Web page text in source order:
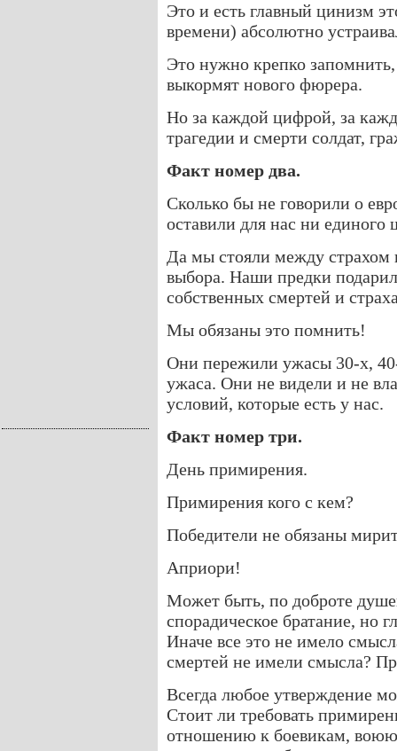
Это и есть главный цинизм
времени) абсолютно
Это нужно крепко
выкормят нового фюрера.
Но за каждой цифрой, за
трагедии и смерти солдат,
Факт номер два.
Сколько бы не говорили о
оставили для нас ни
Да мы стояли между
выбора. Наши предки
собственных смертей и
Мы обязаны это помнить!
Они пережили ужасы 30-х,
ужаса. Они не видели и не
условий, которые есть у нас.
Факт номер три.
День примирения.
Примирения кого с кем?
Победители не обязаны
Априори!
Может быть, по доброте
спорадическое братание, но
Иначе все это не имело
смертей не имели смысла?
Всегда любое утверждение
Стоит ли требовать
отношению к боевикам,